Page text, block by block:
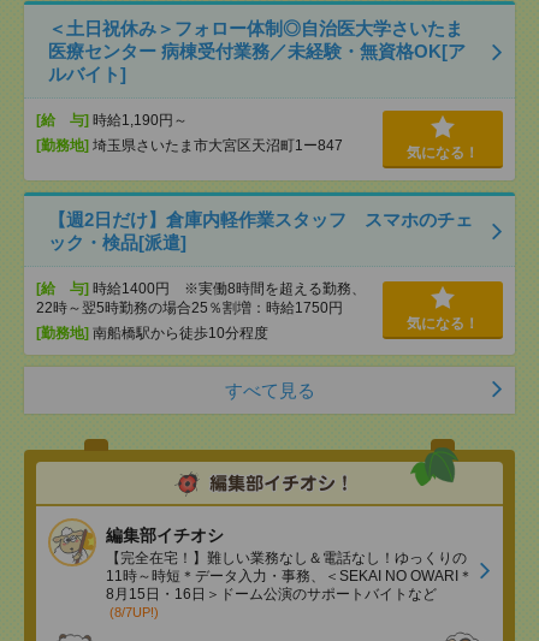
＜土日祝休み＞フォロー体制◎自治医大学さいたま
医療センター 病棟受付業務／未経験・無資格OK[ア
ルバイト]
[給 与] 時給1,190円～
[勤務地] 埼玉県さいたま市大宮区天沼町1ー847 気になる！
【週2日だけ】倉庫内軽作業スタッフ スマホのチェ
ック・検品[派遣]
[給 与] 時給1400円 ※実働8時間を超える勤務、
22時～翌5時勤務の場合25％割増：時給1750円
[勤務地] 南船橋駅から徒歩10分程度
気になる！
すべて見る
編集部イチオシ
【完全在宅！】難しい業務なし＆電話なし！ゆっくりの
11時～時短＊データ入力・事務、＜SEKAI NO OWARI＊
8月15日・16日＞ドーム公演のサポートバイトなど
(8/7UP!)